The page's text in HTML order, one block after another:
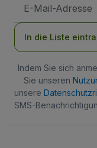
Mail-
In die Liste
Indem Sie sich
Sie unseren
unsere
SMS-